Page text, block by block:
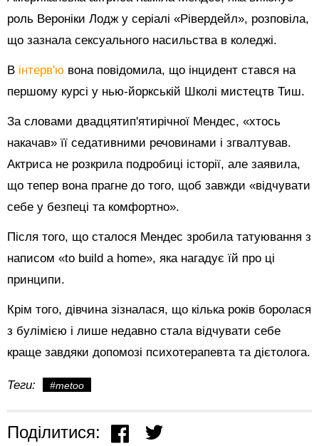
роль Вероніки Лодж у серіалі «Рівердейл», розповіла,
що зазнала сексуального насильства в коледжі.
В інтерв'ю вона повідомила, що інцидент стався на
першому курсі у нью-йоркській Школі мистецтв Тиш.
За словами двадцятип'ятирічної Мендес, «хтось
накачав» її седативними речовинами і згвалтував.
Актриса не розкрила подробиці історії, але заявила,
що тепер вона прагне до того, щоб завжди «відчувати
себе у безпеці та комфортно».
Після того, що сталося Мендес зробила татуювання з
написом «to build a home», яка нагадує їй про ці
принципи.
Крім того, дівчина зізналася, що кілька років боролася
з булімією і лише недавно стала відчувати себе
краще завдяки допомозі психотерапевта та дієтолога.
Теги: #metoo
Поділитися: